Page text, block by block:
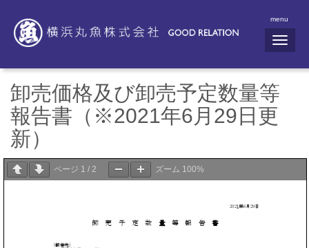
menu
N
a
i
卸売価格及び卸売予定数量等
報告書（※2021年6月29日更
新）
ページ 1 / 2 ズーム 100%